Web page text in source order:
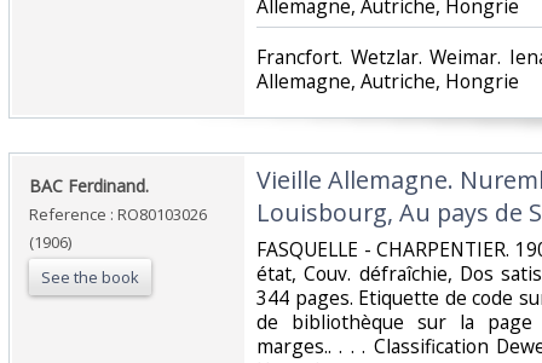
Allemagne, Autriche, Hongrie‎
‎Francfort. Wetzlar. Weimar.
Allemagne, Autriche, Hongrie‎
‎BAC Ferdinand.‎
Reference : RO80103026
(1906)
See the book
‎Vieille Allemagne.
Louisbourg, Au pays de
‎FASQUELLE - CHARPENTIER.
état, Couv. défraîchie, Dos
344 pages. Etiquette de code
de bibliothèque sur la
marges.. . . . Classification